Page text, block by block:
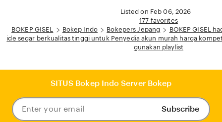
Listed on Feb 06, 2026
177 favorites
BOKEP GISEL
Bokep Indo Bokepers Jepang
BOKEP GISEL
ide segar berkualitas tinggi untuk Penyedia akun murah harga
gunakan playlist
SITUS Bokep Indo Server Bokep
Enter
Subscribe